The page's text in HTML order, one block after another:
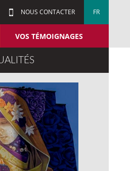
NOUS CONTACTER FR
VOS TÉMOIGNAGES